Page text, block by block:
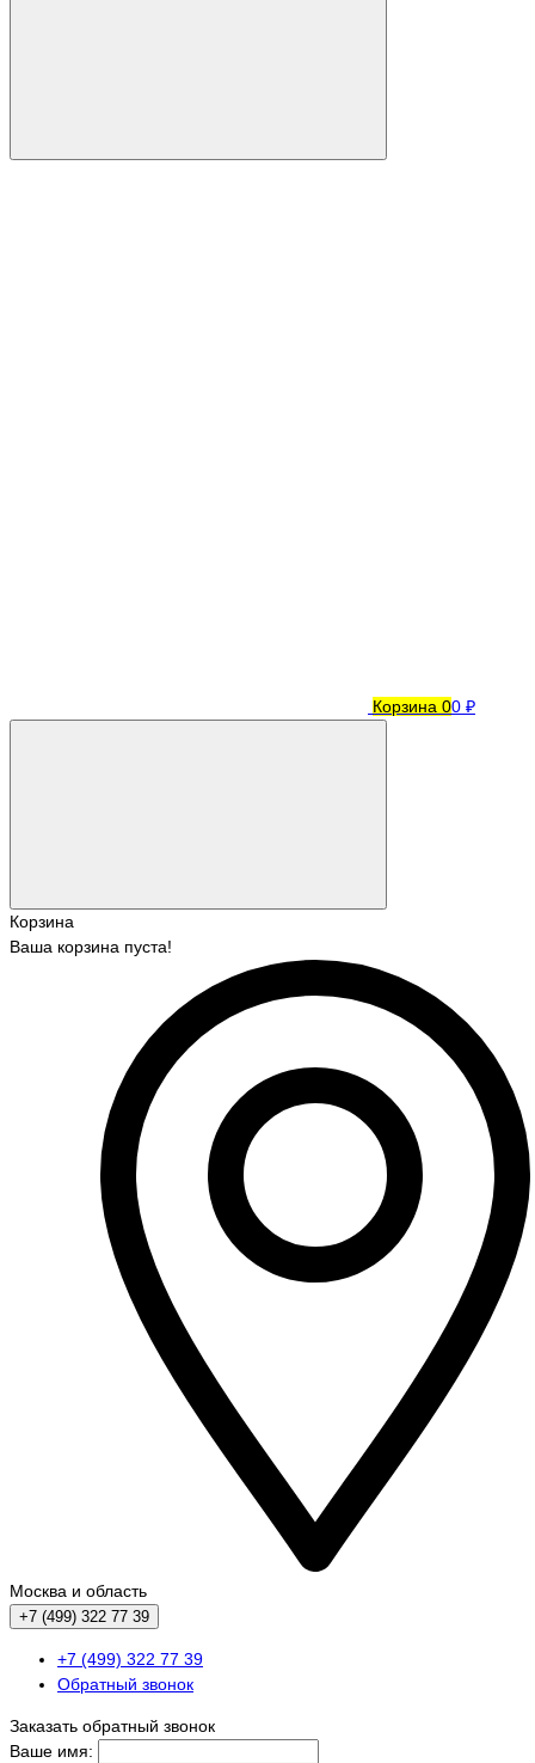
Корзина 00 ₽
Корзина
Ваша корзина пуста!
Москва и область
+7 (499) 322 77 39
+7 (499) 322 77 39
Обратный звонок
Заказать обратный звонок
Ваше имя: